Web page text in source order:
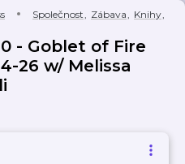
Společnost, Zábava, Knihy,
- Goblet of Fire
26 w/ Melissa